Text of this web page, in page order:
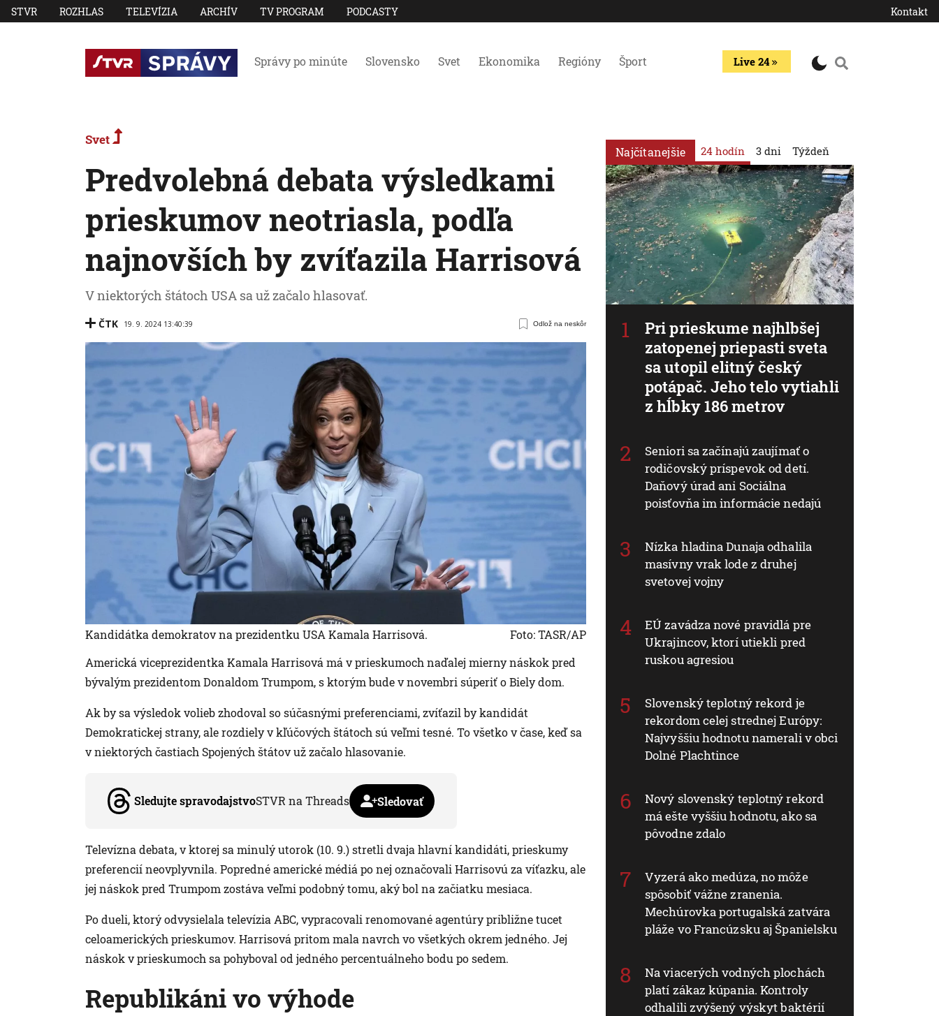
STVR ROZHLAS TELEVÍZIA ARCHÍV TV PROGRAM PODCASTY Kontakt
Správy po minúte Slovensko Svet Ekonomika Regióny Šport Live 24
Svet
Predvolebná debata výsledkami
prieskumov neotriasla, podľa
najnovších by zvíťazila Harrisová
V niektorých štátoch USA sa už začalo hlasovať.
ČTK 19. 9. 2024 13:40:39 Odlož na neskôr
Kandidátka demokratov na prezidentku USA Kamala Harrisová.
Foto: TASR/AP
Americká viceprezidentka Kamala Harrisová má v prieskumoch naďalej mierny náskok pred
bývalým prezidentom Donaldom Trumpom, s ktorým bude v novembri súperiť o Biely dom.
Ak by sa výsledok volieb zhodoval so súčasnými preferenciami, zvíťazil by kandidát
Demokratickej strany, ale rozdiely v kľúčových štátoch sú veľmi tesné. To všetko v čase, keď sa
v niektorých častiach Spojených štátov už začalo hlasovanie.
Sledujte spravodajstvoSTVR na Threads Sledovať
Televízna debata, v ktorej sa minulý utorok (10. 9.) stretli dvaja hlavní kandidáti, prieskumy
preferencií neovplyvnila. Popredné americké médiá po nej označovali Harrisovú za víťazku, ale
jej náskok pred Trumpom zostáva veľmi podobný tomu, aký bol na začiatku mesiaca.
Po dueli, ktorý odvysielala televízia ABC, vypracovali renomované agentúry približne tucet
celoamerických prieskumov. Harrisová pritom mala navrch vo všetkých okrem jedného. Jej
náskok v prieskumoch sa pohyboval od jedného percentuálneho bodu po sedem.
Republikáni vo výhode
Najčítanejšie 24 hodín
Pri prieskume najhlbšej
zatopenej priepasti sveta
sa utopil elitný český
potápač. Jeho telo vytiahli
z hĺbky 186 metrov
Seniori sa začínajú zaujímať o
rodičovský príspevok od detí.
Daňový úrad ani Sociálna
poisťovňa im informácie nedajú
Nízka hladina Dunaja odhalila
masívny vrak lode z druhej
svetovej vojny
EÚ zavádza nové pravidlá pre
Ukrajincov, ktorí utiekli pred
ruskou agresiou
Slovenský teplotný rekord je
rekordom celej strednej Európy:
Najvyššiu hodnotu namerali v obci
Dolné Plachtince
Nový slovenský teplotný rekord
má ešte vyššiu hodnotu, ako sa
pôvodne zdalo
Vyzerá ako medúza, no môže
spôsobiť vážne zranenia.
Mechúrovka portugalská zatvára
pláže vo Francúzsku aj Španielsku
Na viacerých vodných plochách
platí zákaz kúpania. Kontroly
odhalili zvýšený výskyt baktérií
3 dni Týždeň